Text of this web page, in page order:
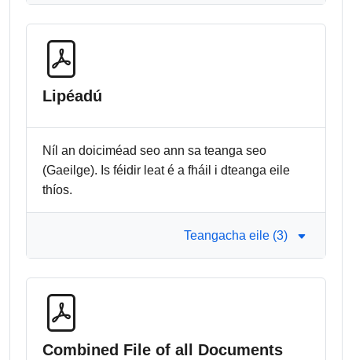
Lipéadú
Níl an doiciméad seo ann sa teanga seo
(Gaeilge). Is féidir leat é a fháil i dteanga eile
thíos.
Teangacha eile (3)
Combined File of all Documents